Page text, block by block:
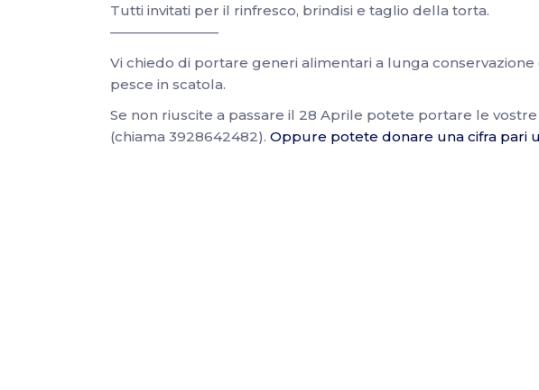
Tutti invitati per il rinfresco, brindisi e taglio della torta.
————————
Vi chiedo di portare generi alimentari a lunga
pesce in scatola.
Se non riuscite a passare il 28 Aprile potete portare le
(chiama 3928642482). Oppure potete donare una cifra pari